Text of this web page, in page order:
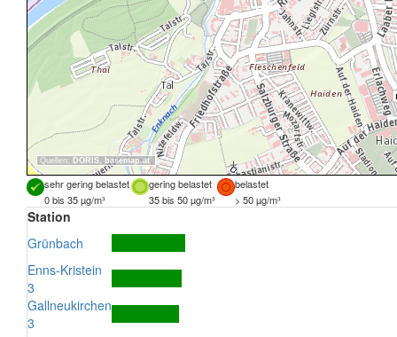
Quellen: DORIS, basemap.at
sehr gering belastet gering belastet
belastet
0 bis 35 µg/m³
35 bis 50 µg/m³ > 50 µg/m³
Station
Grünbach
Enns-Kristein
3
Gallneukirchen
3